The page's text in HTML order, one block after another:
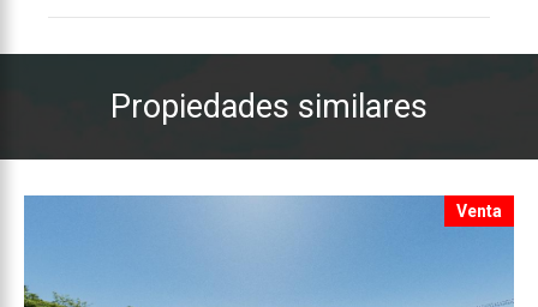
Propiedades similares
Venta